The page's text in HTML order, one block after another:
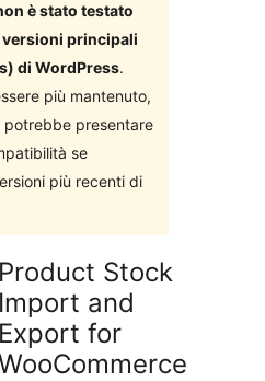
è stato testato
versioni principali
di WordPress.
più mantenuto,
presentare
se
più recenti di
Product Stock
Import and
Export for